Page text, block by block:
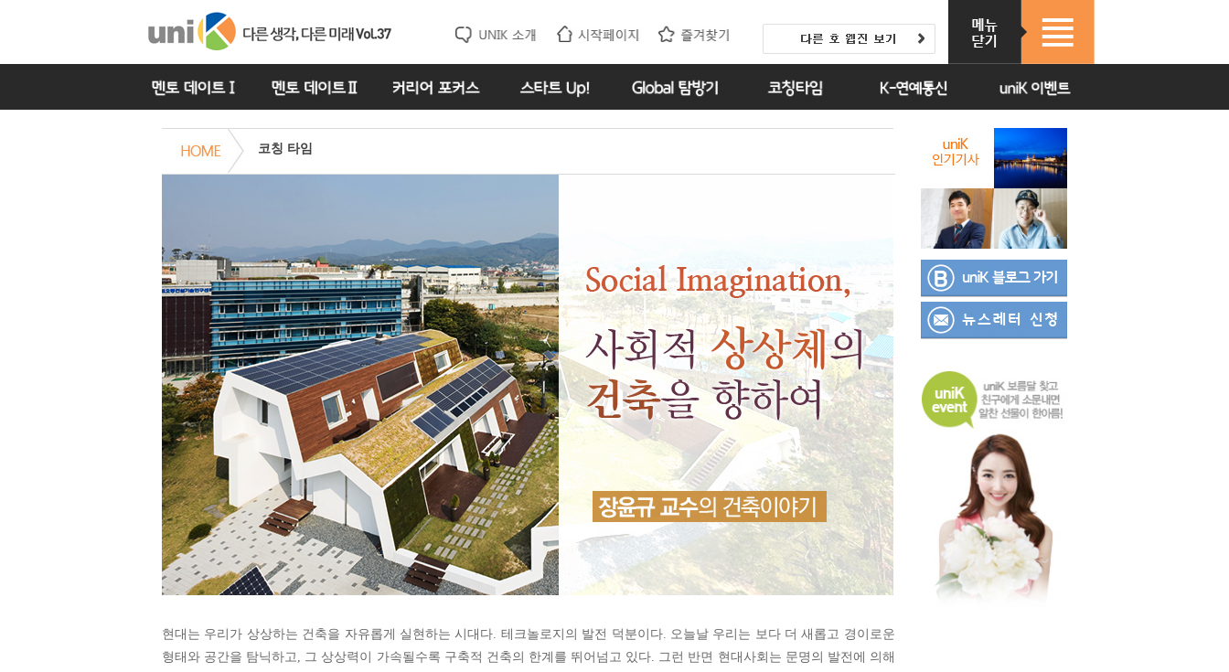
코칭 타임
현대는 우리가 상상하는 건축을 자유롭게 실현하는 시대다. 테크놀로지의 발전 덕분이다. 오늘날 우리는 보다 더 새롭고 경이로운
형태와 공간을 탐닉하고, 그 상상력이 가속될수록 구축적 건축의 한계를 뛰어넘고 있다. 그런 반면 현대사회는 문명의 발전에 의해